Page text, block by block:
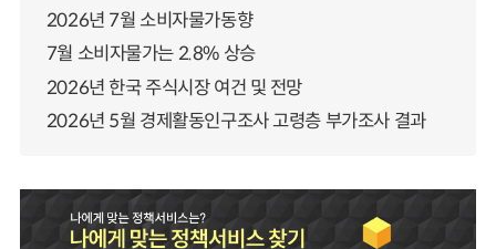
2026년 7월 소비자물가동향
7월 소비자물가는 2.8% 상승
2026년 한국 주식시장 여건 및 전망
2026년 5월 경제활동인구조사 고령층 부가조사 결과